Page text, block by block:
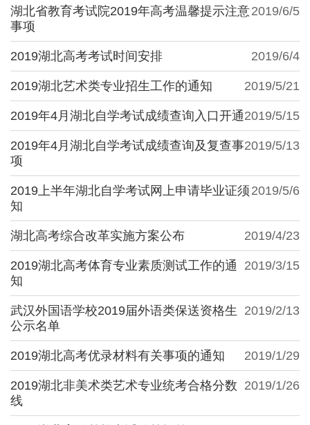
2019/6/5
湖北省教育考试院2019年高考温馨提示注意
事项
2019/6/4
2019湖北高考考试时间安排
2019/5/21
2019湖北艺术类专业招生工作的通知
2019/5/15
2019年4月湖北自学考试成绩查询入口开通
2019/5/13
2019年4月湖北自学考试成绩查询及复查事
项
2019/5/6
2019上半年湖北自学考试网上申请毕业证须
知
2019/4/23
湖北高考综合改革实施方案公布
2019/3/15
2019湖北高考体育专业素质测试工作的通
知
2019/2/13
武汉外国语学校2019届外语类保送资格生
公示名单
2019/1/29
2019湖北高考优录材料有关事项的通知
2019/1/26
2019湖北非美术类艺术专业统考合格分数
线